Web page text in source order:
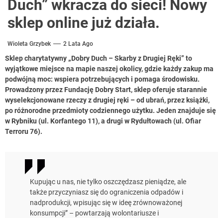
Duch” wkracza do sieci! Nowy
sklep online już działa.
Wioleta Grzybek 2 Lata Ago
Sklep charytatywny „Dobry Duch – Skarby z Drugiej Ręki” to
wyjątkowe miejsce na mapie naszej okolicy, gdzie każdy zakup ma
podwójną moc: wspiera potrzebujących i pomaga środowisku.
Prowadzony przez Fundację Dobry Start, sklep oferuje starannie
wyselekcjonowane rzeczy z drugiej ręki – od ubrań, przez książki,
po różnorodne przedmioty codziennego użytku. Jeden znajduje się
w Rybniku (ul. Korfantego 11), a drugi w Rydułtowach (ul. Ofiar
Terroru 76).
Kupując u nas, nie tylko oszczędzasz pieniądze, ale
także przyczyniasz się do ograniczenia odpadów i
nadprodukcji, wpisując się w ideę zrównoważonej
konsumpcji” – powtarzają wolontariusze i